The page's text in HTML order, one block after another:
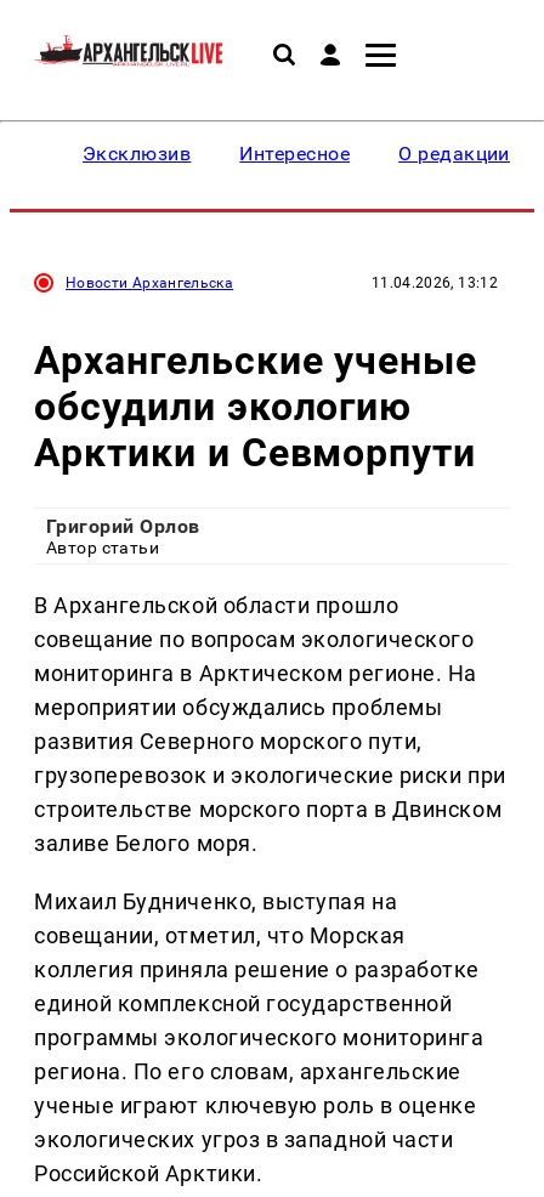
Эксклюзив Интересное О редакции
Новости Архангельска 11.04.2026, 13:12
Архангельские ученые
обсудили экологию
Арктики и Севморпути
Григорий Орлов
Автор статьи
В Архангельской области прошло
совещание по вопросам экологического
мониторинга в Арктическом регионе. На
мероприятии обсуждались проблемы
развития Северного морского пути,
грузоперевозок и экологические риски при
строительстве морского порта в Двинском
заливе Белого моря.
Михаил Будниченко, выступая на
совещании, отметил, что Морская
коллегия приняла решение о разработке
единой комплексной государственной
программы экологического мониторинга
региона. По его словам, архангельские
ученые играют ключевую роль в оценке
экологических угроз в западной части
Российской Арктики.